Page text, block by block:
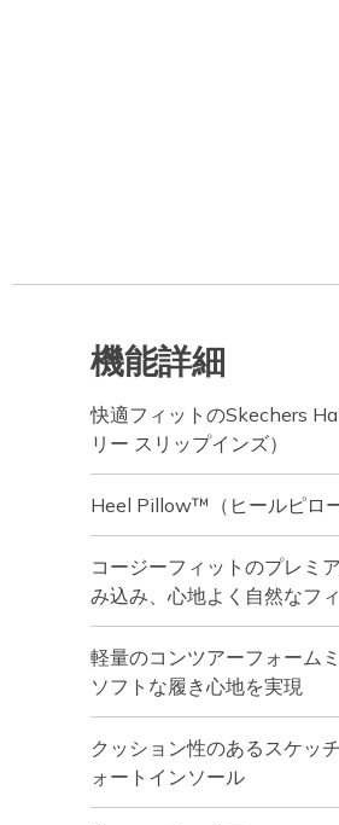
機能詳細
快適フィットのSkechers
リー スリップインズ）
Heel Pillow™（ヒールピロ
コージーフィットのプレミ
み込み、心地よく自然なフ
軽量のコンツアーフォーム
ソフトな履き心地を実現
クッション性のあるスケッ
ォートインソール